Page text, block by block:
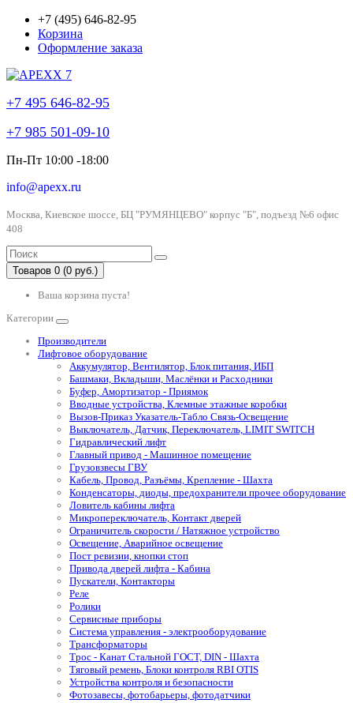
+7 (495) 646-82-95
Корзина
Оформление заказа
+7 495 646-82-95
+7 985 501-09-10
Пн-Пт 10:00 -18:00
info@apexx.ru
Москва, Киевское шоссе, БЦ "РУМЯНЦЕВО" корпус "Б", подъезд №6 офис
408
Товаров 0 (0 руб.)
Ваша корзина пуста!
Категории
Производители
Лифтовое оборудование
Аккумулятор, Вентилятор, Блок питания, ИБП
Башмаки, Вкладыши, Маслёнки и Расходники
Буфер, Амортизатор - Приямок
Вводные устройства, Клемные этажные коробки
Вызов-Приказ Указатель-Табло Связь-Освещение
Выключатель, Датчик, Переключатель, LIMIT SWITCH
Гидравлический лифт
Главный привод - Машинное помещение
Грузовзвесы ГВУ
Кабель, Провод, Разъёмы, Крепление - Шахта
Конденсаторы, диоды, предохранители прочее оборудование
Ловитель кабины лифта
Микропереключатель, Контакт дверей
Ограничитель скорости / Натяжное устройство
Освещение, Аварийное освещение
Пост ревизии, кнопки стоп
Привода дверей лифта - Кабина
Пускатели, Контакторы
Реле
Ролики
Сервисные приборы
Система управления - электрооборудование
Трансформаторы
Трос - Канат Стальной ГОСТ, DIN - Шахта
Тяговый ремень, Блоки контроля RBI OTIS
Устройства контроля и безопасности
Фотозавесы, фотобарьеры, фотодатчики